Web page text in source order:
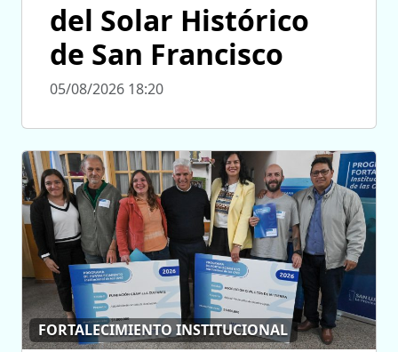
del Solar Histórico
de San Francisco
05/08/2026 18:20
FORTALECIMIENTO INSTITUCIONAL